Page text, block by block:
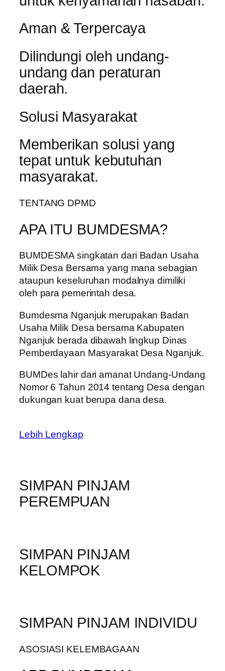
Aman & Terpercaya
Dilindungi oleh undang-
undang dan peraturan
daerah.
Solusi Masyarakat
Memberikan solusi yang
tepat untuk kebutuhan
masyarakat.
TENTANG DPMD
APA ITU BUMDESMA?
BUMDESMA singkatan dari Badan Usaha
Milik Desa Bersama yang mana sebagian
ataupun keseluruhan modalnya dimiliki
oleh para pemerintah desa.
Bumdesma Nganjuk merupakan Badan
Usaha Milik Desa bersama Kabupaten
Nganjuk berada dibawah lingkup Dinas
Pemberdayaan Masyarakat Desa Nganjuk.
BUMDes lahir dari amanat Undang-Undang
Nomor 6 Tahun 2014 tentang Desa dengan
dukungan kuat berupa dana desa.
Lebih Lengkap
SIMPAN PINJAM
PEREMPUAN
SIMPAN PINJAM
KELOMPOK
SIMPAN PINJAM INDIVIDU
ASOSIASI KELEMBAGAAN